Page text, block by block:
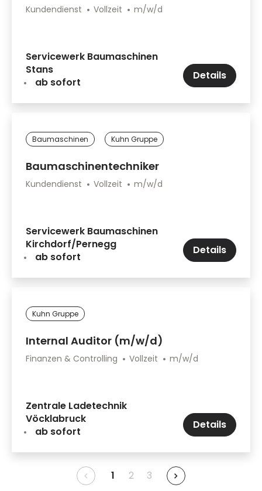
Kundendienst Vollzeit m/w/d
Servicewerk Baumaschinen
Stans
ab sofort
Details
Baumaschinen Kuhn Gruppe
Baumaschinentechniker
Kundendienst Vollzeit m/w/d
Servicewerk Baumaschinen
Kirchdorf/Pernegg
ab sofort
Details
Kuhn Gruppe
Internal Auditor (m/w/d)
Finanzen & Controlling Vollzeit m/w/d
Zentrale Ladetechnik
Vöcklabruck
ab sofort
Details
1 2 3